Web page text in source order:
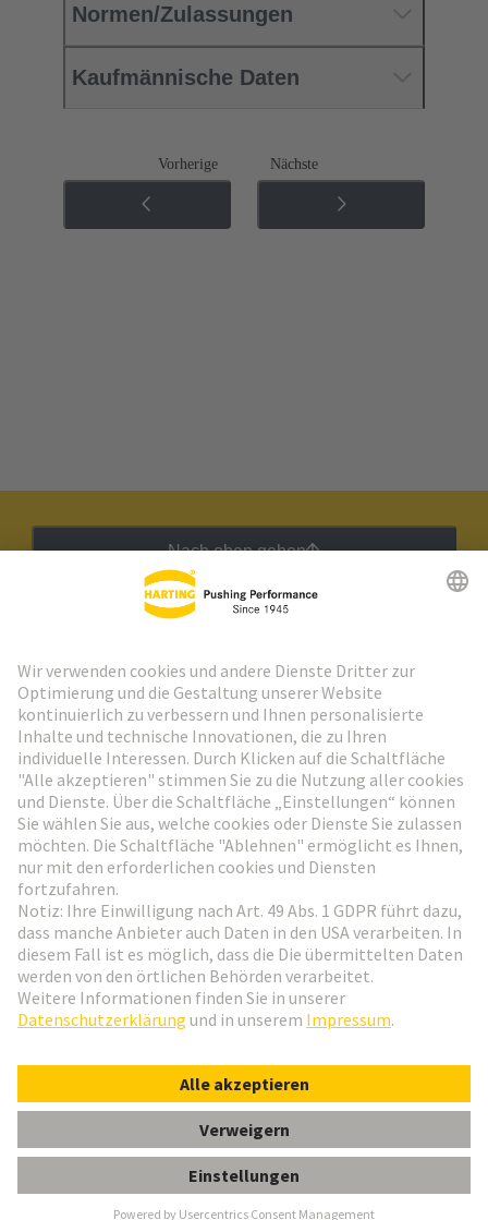
DIN-Signal harbus64-160FP-3,7C1-2
Normen/Zulassungen
Kaufmännische Daten
Vorherige Nächste
Nach oben gehen
Weiter zur Anmeldung
Social Media
Österreich Deutsch
© HARTING Technologiegruppe
ImpressumDatenschutz-ErklärungCookie-Einstellungen
Kundeninformation